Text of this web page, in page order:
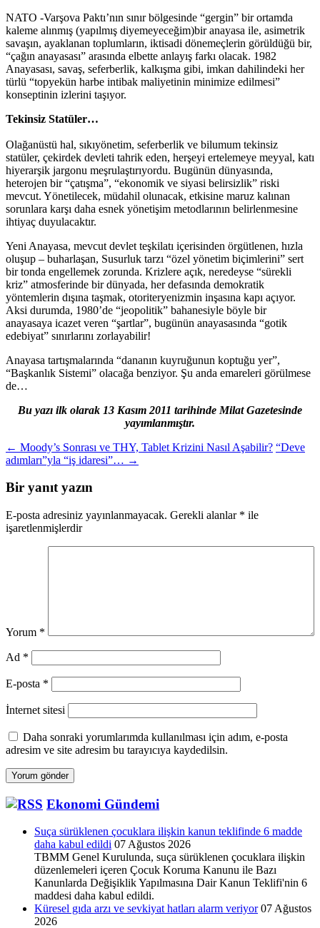
NATO -Varşova Paktı’nın sınır bölgesinde “gergin” bir ortamda
kaleme alınmış (yapılmış diyemeyeceğim)bir anayasa ile, asimetrik
savaşın, ayaklanan toplumların, iktisadi dönemeçlerin görüldüğü bir,
“çağın anayasası” arasında elbette anlayış farkı olacak. 1982
Anayasası, savaş, seferberlik, kalkışma gibi, imkan dahilindeki her
türlü “topyekün harbe intibak maliyetinin minimize edilmesi”
konseptinin izlerini taşıyor.
Tekinsiz Statüler…
Olağanüstü hal, sıkıyönetim, seferberlik ve bilumum tekinsiz
statüler, çekirdek devleti tahrik eden, herşeyi ertelemeye meyyal, katı
hiyerarşik jargonu meşrulaştırıyordu. Bugünün dünyasında,
heterojen bir “çatışma”, “ekonomik ve siyasi belirsizlik” riski
mevcut. Yönetilecek, müdahil olunacak, etkisine maruz kalınan
sorunlara karşı daha esnek yönetişim metodlarının belirlenmesine
ihtiyaç duyulacaktır.
Yeni Anayasa, mevcut devlet teşkilatı içerisinden örgütlenen, hızla
oluşup – buharlaşan, Susurluk tarzı “özel yönetim biçimlerini” sert
bir tonda engellemek zorunda. Krizlere açık, neredeyse “sürekli
kriz” atmosferinde bir dünyada, her defasında demokratik
yöntemlerin dışına taşmak, otoriteryenizmin inşasına kapı açıyor.
Aksi durumda, 1980’de “jeopolitik” bahanesiyle böyle bir
anayasaya icazet veren “şartlar”, bugünün anayasasında “gotik
edebiyat” sınırlarını zorlayabilir!
Anayasa tartışmalarında “dananın kuyruğunun koptuğu yer”,
“Başkanlık Sistemi” olacağa benziyor. Şu anda emareleri görülmese
de…
Bu yazı ilk olarak 13 Kasım 2011 tarihinde Milat Gazetesinde
yayımlanmıştır.
Yazı
dolaşımı
← Moody’s Sonrası ve THY, Tablet Krizini Nasıl Aşabilir? “Deve
adımları”yla “iş idaresi”… →
Bir yanıt yazın
E-posta adresiniz yayınlanmayacak. Gerekli alanlar * ile
işaretlenmişlerdir
Yorum *
Ad *
E-posta *
İnternet sitesi
Daha sonraki yorumlarımda kullanılması için adım, e-posta
adresim ve site adresim bu tarayıcıya kaydedilsin.
Ekonomi Gündemi
Suça sürüklenen çocuklara ilişkin kanun teklifinde 6 madde
daha kabul edildi 07 Ağustos 2026
TBMM Genel Kurulunda, suça sürüklenen çocuklara ilişkin
düzenlemeleri içeren Çocuk Koruma Kanunu ile Bazı
Kanunlarda Değişiklik Yapılmasına Dair Kanun Teklifi'nin 6
maddesi daha kabul edildi.
Küresel gıda arzı ve sevkiyat hatları alarm veriyor 07 Ağustos
2026